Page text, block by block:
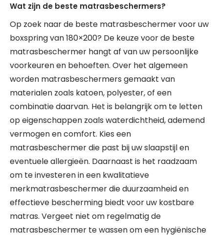
Wat zijn de beste matrasbeschermers?
Op zoek naar de beste matrasbeschermer voor uw
boxspring van 180×200? De keuze voor de beste
matrasbeschermer hangt af van uw persoonlijke
voorkeuren en behoeften. Over het algemeen
worden matrasbeschermers gemaakt van
materialen zoals katoen, polyester, of een
combinatie daarvan. Het is belangrijk om te letten
op eigenschappen zoals waterdichtheid, ademend
vermogen en comfort. Kies een
matrasbeschermer die past bij uw slaapstijl en
eventuele allergieën. Daarnaast is het raadzaam
om te investeren in een kwalitatieve
merkmatrasbeschermer die duurzaamheid en
effectieve bescherming biedt voor uw kostbare
matras. Vergeet niet om regelmatig de
matrasbeschermer te wassen om een hygiënische